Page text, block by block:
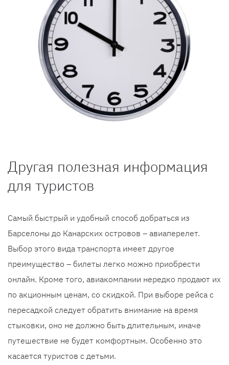
Другая полезная информация
для туристов
Самый быстрый и удобный способ добраться из
Барселоны до Канарских островов – авиаперелет.
Выбор этого вида транспорта имеет другое
преимущество – билеты легко можно приобрести
онлайн. Кроме того, авиакомпании нередко продают их
по акционным ценам, со скидкой. При выборе рейса с
пересадкой следует обратить внимание на время
стыковки, оно не должно быть длительным, иначе
путешествие не будет комфортным. Особенно это
касается туристов с детьми.